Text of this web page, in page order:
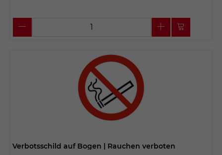
Verbotsschild auf Bogen | Rauchen verboten